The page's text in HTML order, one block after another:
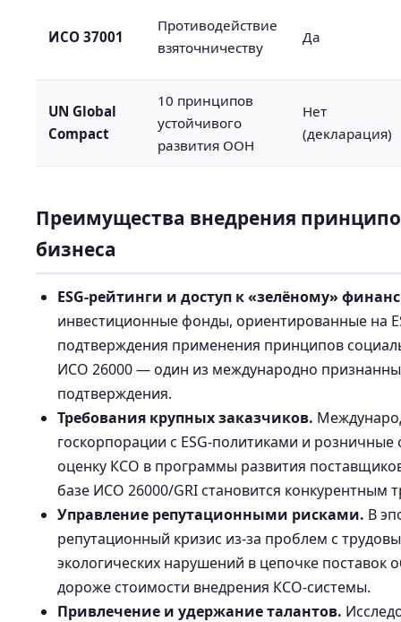
ИСО 37001
Противодействие
взяточничеству
Да
UN Global
Compact
10 принципов
устойчивого
развития ООН
Нет
(декларация)
Преимущества внедрения
бизнеса
ESG-рейтинги и доступ к «зелёному»
инвестиционные фонды, ориентированные на
подтверждения применения принципов
ИСО 26000 — один из международно
подтверждения.
Требования крупных заказчиков.
госкорпорации с ESG-политиками и
оценку КСО в программы развития
базе ИСО 26000/GRI становится конкурентным
Управление репутационными рисками. В
репутационный кризис из-за проблем с
экологических нарушений в цепочке поставок
дороже стоимости внедрения КСО-системы.
Привлечение и удержание талантов.